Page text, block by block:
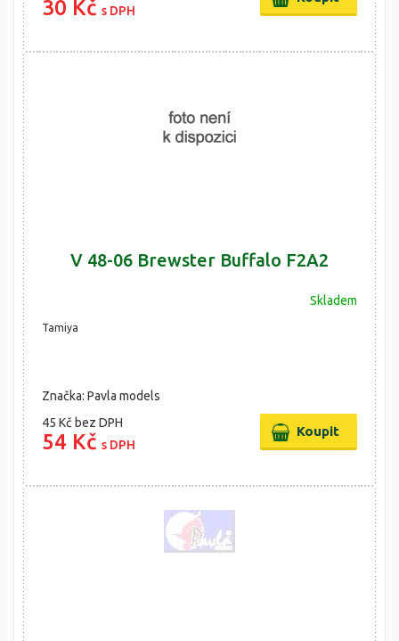
30 Kč s DPH
V 48-06 Brewster Buffalo F2A2
Skladem
Tamiya
Značka: Pavla models
45 Kč bez DPH
54 Kč s DPH